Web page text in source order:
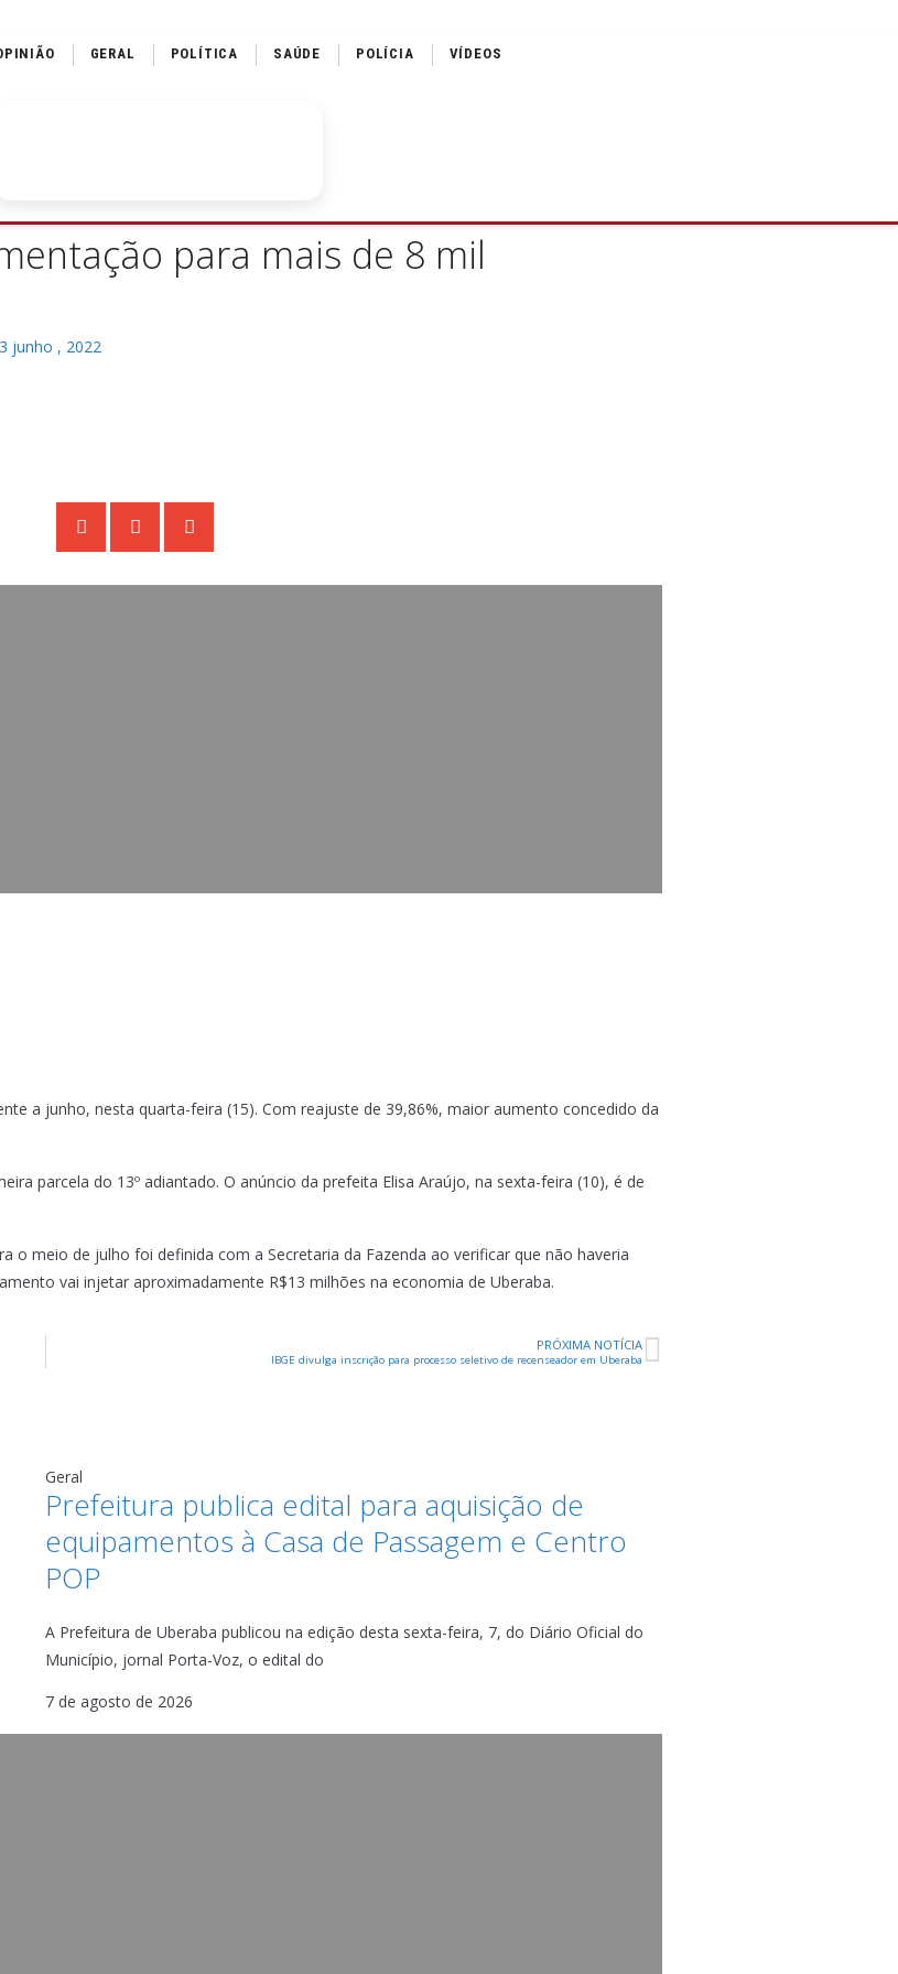
GERAL POLÍTICA SAÚDE POLÍCIA VÍDEOS
para mais de 8 mil
junho , 2022
a junho, nesta quarta-feira (15). Com reajuste de 39,86%, maior aumento concedido da
parcela do 13º adiantado. O anúncio da prefeita Elisa Araújo, na sexta-feira (10), é de
o meio de julho foi definida com a Secretaria da Fazenda ao verificar que não haveria
vai injetar aproximadamente R$13 milhões na economia de Uberaba.
PRÓXIMA NOTÍCIA
IBGE divulga inscrição para processo seletivo de recenseador em Uberaba
Geral
Prefeitura publica edital para aquisição de
equipamentos à Casa de Passagem e Centro
POP
A Prefeitura de Uberaba publicou na edição desta sexta-feira, 7, do Diário Oficial do
Município, jornal Porta-Voz, o edital do
7 de agosto de 2026